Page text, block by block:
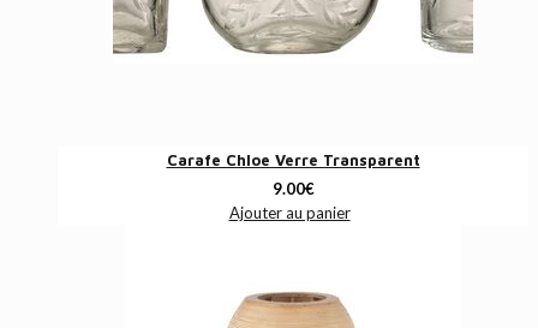
Carafe Chloe Verre Transparent
9.00€
Ajouter au panier